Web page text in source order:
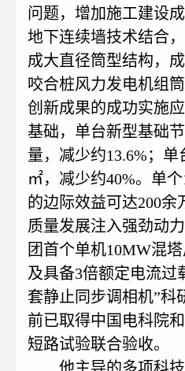
问题，增加施工建设
地下连续墙技术结合
成大直径筒型结构，
咬合桩风力发电机组
创新成果的成功实施
基础，单台新型基础
量，减少约13.6%；
㎡，减少约40%。单
的边际效益可达200余
质量发展注入强劲动
团首个单机10MW混
及具备3倍额定电流过
套静止同步调相机”科
前已取得中国电科院
短路试验联合验收。